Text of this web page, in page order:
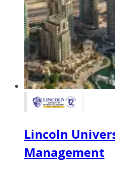
Lincoln
Management